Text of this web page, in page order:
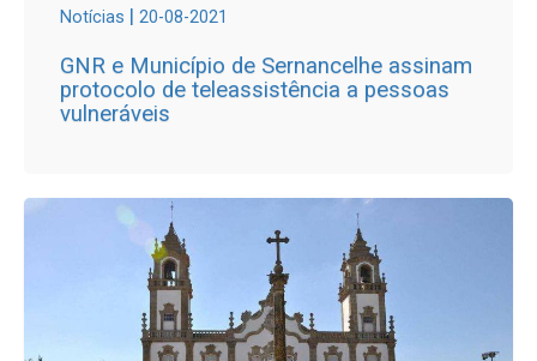
Notícias | 20-08-2021
GNR e Município de Sernancelhe assinam
protocolo de teleassistência a pessoas
vulneráveis